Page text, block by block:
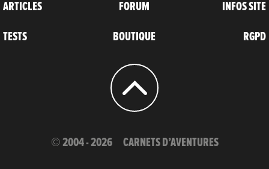
ARTICLES
TESTS
FORUM
BOUTIQUE
INFOS SITE
RGPD
© 2004 - 2026 CARNETS D’AVENTURES